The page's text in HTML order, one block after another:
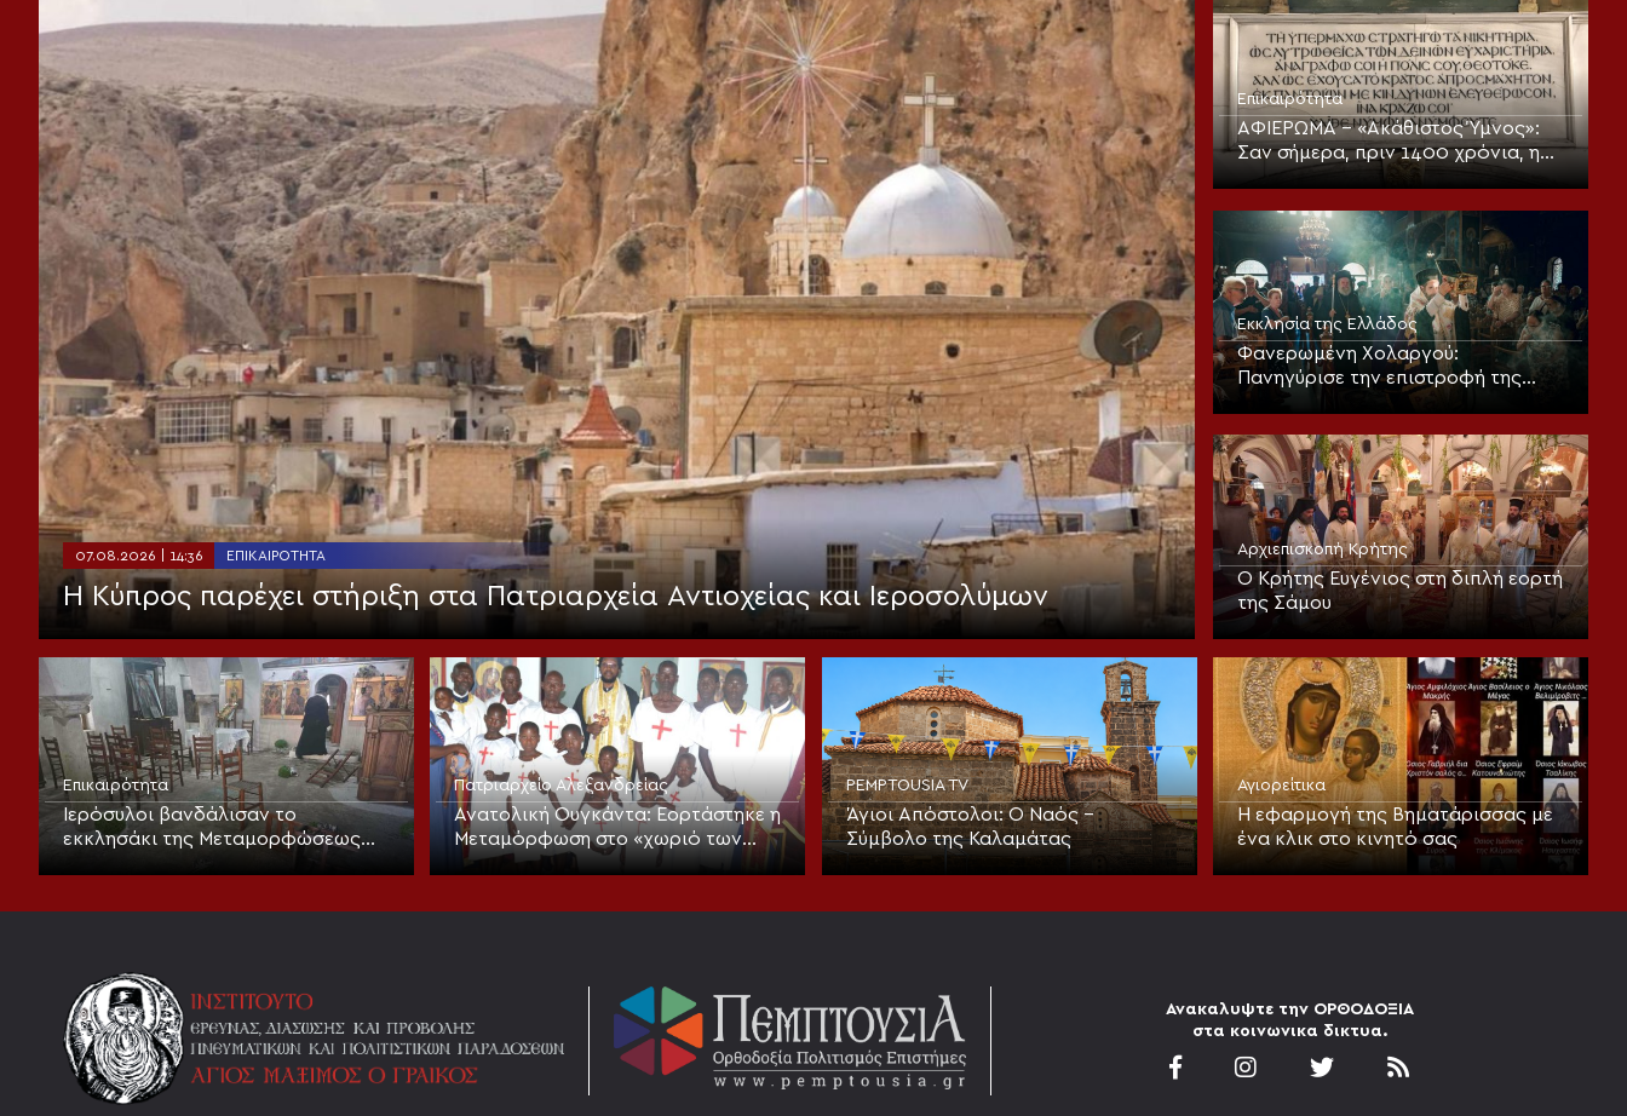
07.08.2026 | 14:36 ΕΠΙΚΑΙΡΌΤΗΤΑ
Η Κύπρος παρέχει στήριξη στα Πατριαρχεία Αντιοχείας και Ιεροσολύμων
Επικαιρότητα
ΑΦΙΕΡΩΜΑ – «Ακάθιστος Ύμνος»:
Σαν σήμερα, πριν 1400 χρόνια, η
πρώτη ψαλμώδηση της
Εκκλησίας
Εκκλησία της Ελλάδος
Φανερωμένη Χολαργού:
Πανηγύρισε την επιστροφή της
παλαιάς ιεράς Λειψανοθήκης –
Επισκόπου Χριστουπόλεως
Αρχιεπισκοπή Κρήτης
Ο Κρήτης Ευγένιος στη διπλή εορτή
της Σάμου
Επικαιρότητα
Ιερόσυλοι βανδάλισαν το
εκκλησάκι της Μεταμορφώσεως
Πατριαρχείο Αλεξανδρείας
Ανατολική Ουγκάντα: Εορτάστηκε η
Μεταμόρφωση στο «χωριό των
Λαρισαίων» με νέα ομαδική
PEMPTOUSIA TV
Άγιοι Απόστολοι: Ο Ναός –
Σύμβολο της Καλαμάτας
Αγιορείτικα
Η εφαρμογή της Βηματάρισσας με
ένα κλικ στο κινητό σας
Ανακαλυψτε την ΟΡΘΟΔΟΞΙΑ
στα κοινωνικα δικτυα.